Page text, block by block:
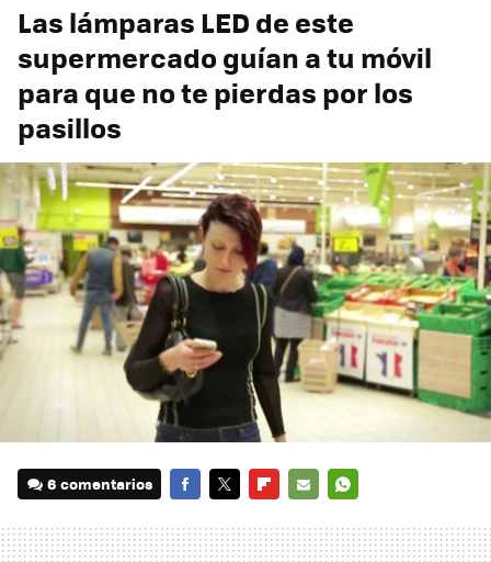
Las lámparas LED de este
supermercado guían a tu móvil
para que no te pierdas por los
pasillos
6 comentarios
MAIL